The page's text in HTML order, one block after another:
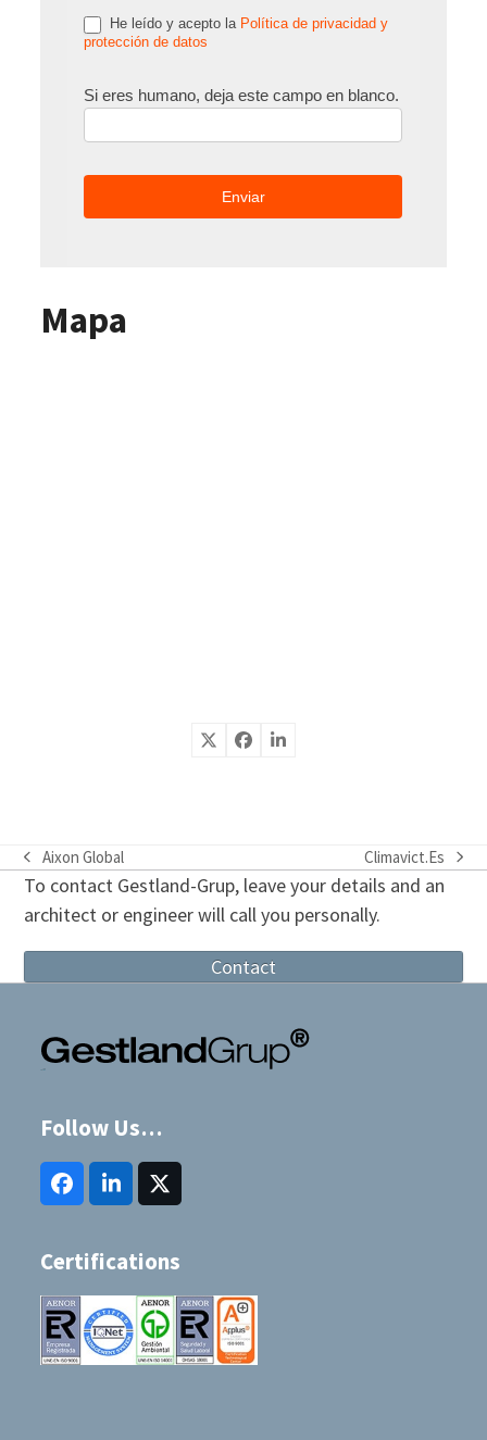
He leído y acepto la Política de privacidad y
protección de datos
Si eres humano, deja este campo en blanco.
Mapa
previous
post:
Aixon Global
next
post:
Climavict.Es
To contact Gestland-Grup, leave your details and an
architect or engineer will call you personally.
Contact
Follow Us…
FacebookLinkedInTwitter
(deprecated)
Certifications